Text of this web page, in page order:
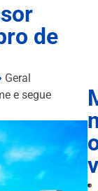
de
Geral
e segue